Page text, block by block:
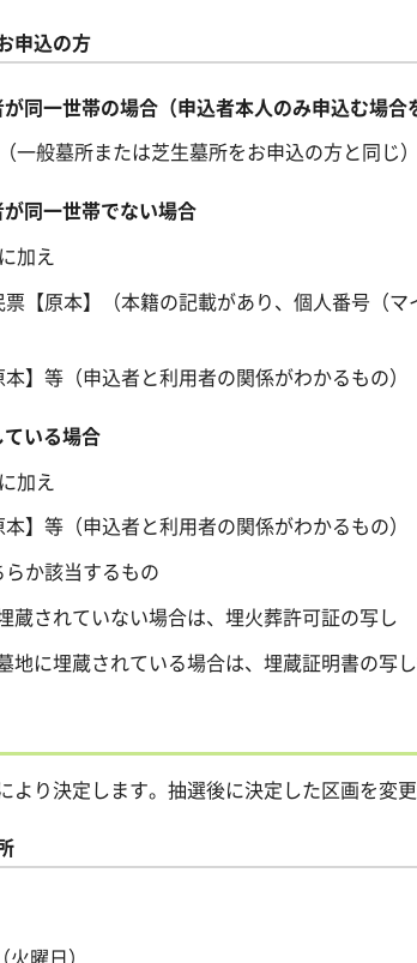
申込の方
同一世帯の場合（申込者本人のみ申込む場合
（一般墓所または芝生墓所をお申込の方と同じ）
同一世帯でない場合
に加え
票【原本】（本籍の記載があり、個人番号（
本】等（申込者と利用者の関係がわかるもの）
いる場合
に加え
本】等（申込者と利用者の関係がわかるもの）
らか該当するもの
蔵されていない場合は、埋火葬許可証の写し
地に埋蔵されている場合は、埋蔵証明書の写
より決定します。抽選後に決定した区画を変
曜日）